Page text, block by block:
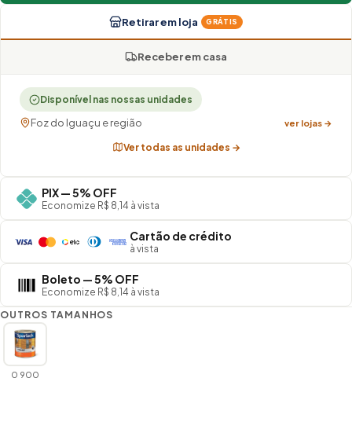
Retirar em loja GRÁTIS
Receber em casa
Disponível nas nossas unidades
Foz do Iguaçu e região ver lojas →
Ver todas as unidades →
PIX — 5% OFF
Economize R$ 8,14 à vista
Cartão de crédito
à vista
Boleto — 5% OFF
Economize R$ 8,14 à vista
OUTROS TAMANHOS
0 900